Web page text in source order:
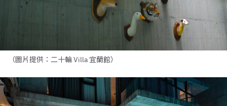
（圖片提供：二十輪 Villa 宜蘭館）